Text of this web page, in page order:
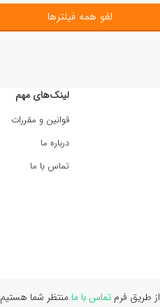
لغو همه فیلترها
لینک‌های مهم
قوانین و مقررات
درباره ما
تماس با ما
از طریق فرمتماس با ما منتظر شما هستیم